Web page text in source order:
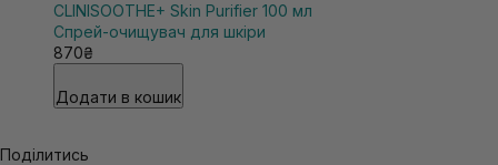
CLINISOOTHE+ Skin Purifier 100 мл
Спрей-очищувач для шкіри
870₴
Додати в кошик
Поділитись